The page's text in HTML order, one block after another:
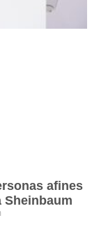
afines
Sheinbaum